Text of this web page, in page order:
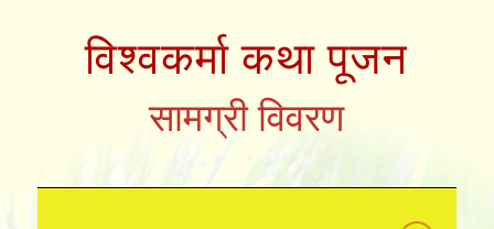
विश्वकर्मा कथा पूजन
सामग्री विवरण